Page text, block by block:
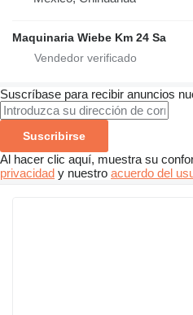
Maquinaria Wiebe Km 24 Sa
Suscríbase para recibir anuncios
Suscribirse
Al hacer clic aquí, muestra su
privacidad y nuestro acuerdo del